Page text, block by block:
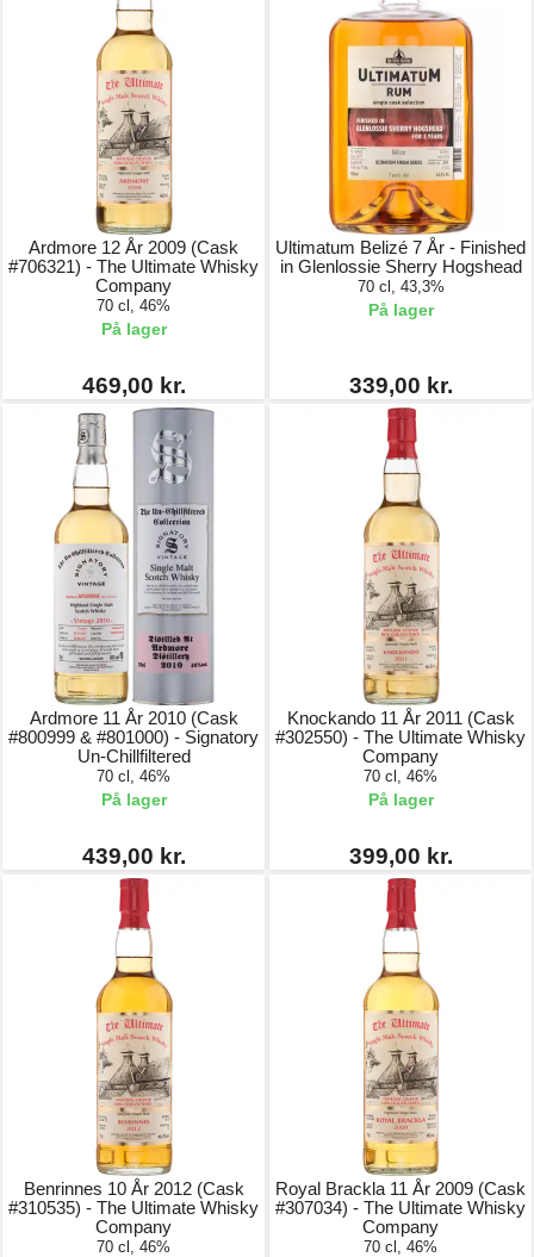
Ardmore 12 År 2009 (Cask
#706321) - The Ultimate Whisky
Company
70 cl, 46%
På lager
469,00 kr.
Ultimatum Belizé 7 År - Finished
in Glenlossie Sherry Hogshead
70 cl, 43,3%
På lager
339,00 kr.
Ardmore 11 År 2010 (Cask
#800999 & #801000) - Signatory
Un-Chillfiltered
70 cl, 46%
På lager
439,00 kr.
Knockando 11 År 2011 (Cask
#302550) - The Ultimate Whisky
Company
70 cl, 46%
På lager
399,00 kr.
Benrinnes 10 År 2012 (Cask
#310535) - The Ultimate Whisky
Company
70 cl, 46%
Royal Brackla 11 År 2009 (Cask
#307034) - The Ultimate Whisky
Company
70 cl, 46%